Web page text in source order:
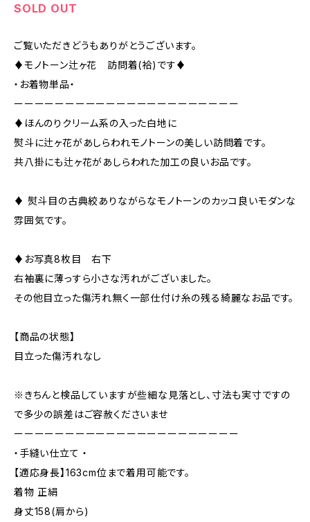
SOLD OUT
ご覧いただきどうもありがとうございます。
♦︎モノトーン辻ヶ花 訪問着(袷)です♦︎
・お着物単品・
ーーーーーーーーーーーーーーーーーーーーーー
♦︎ほんのりクリーム系の入った白地に
熨斗に辻ヶ花があしらわれモノトーンの美しい訪問着です。
共八掛にも辻ヶ花があしらわれた加工の良いお品です。
♦︎ 熨斗目の古典絞ありながらなモノトーンのカッコ良いモダンな
雰囲気です。
♦︎お写真8枚目 右下
右袖裏に薄っすら小さな汚れがございました。
その他目立った傷汚れ無く一部仕付け糸の残る綺麗なお品です。
【商品の状態】
目立った傷汚れなし
※きちんと検品していますが些細な見落とし、寸法も実寸ですの
で多少の誤差はご容赦くださいませ
ーーーーーーーーーーーーーーーーーーーーーー
・手縫い仕立て ・
【適応身長】163cm位まで着用可能です。
着物 正絹
身丈158(肩から)